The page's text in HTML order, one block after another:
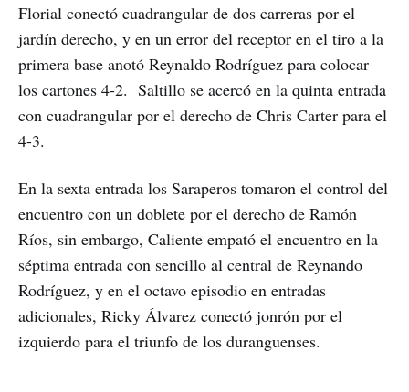
Florial conectó cuadrangular de dos carreras por el
jardín derecho, y en un error del receptor en el tiro a la
primera base anotó Reynaldo Rodríguez para colocar
los cartones 4-2. Saltillo se acercó en la quinta entrada
con cuadrangular por el derecho de Chris Carter para el
4-3.
En la sexta entrada los Saraperos tomaron el control del
encuentro con un doblete por el derecho de Ramón
Ríos, sin embargo, Caliente empató el encuentro en la
séptima entrada con sencillo al central de Reynando
Rodríguez, y en el octavo episodio en entradas
adicionales, Ricky Álvarez conectó jonrón por el
izquierdo para el triunfo de los duranguenses.